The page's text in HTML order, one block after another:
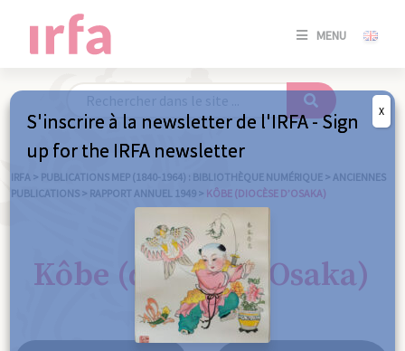
MENU
SE
/
IRFA > PUBLICATIONS MEP (1840-1964) : BIBLIOTHÈQUE NUMÉRIQUE > ANCIENNES
PUBLICATIONS > RAPPORT ANNUEL 1949 > KÔBE (DIOCÈSE D’OSAKA)
Kôbe (diocèse d'Osaka)
S'inscrire à la newsletter de l'IRFA - Sign
up for the IRFA newsletter
X